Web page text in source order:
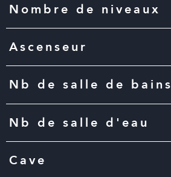
Nombre de niveaux
Ascenseur
Nb de salle de bains
Nb de salle d'eau
Cave